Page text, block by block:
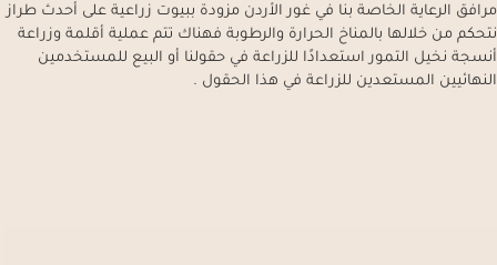
مرافق الرعاية الخاصة بنا في غور الأردن مزودة ببيوت زراعية على أحدث طراز
نتحكم من خلالها بالمناخ الحرارة والرطوبة فهناك تتم عملية أقلمة وزراعة
أنسجة نخيل التمور استعدادًا للزراعة في حقولنا أو البيع للمستخدمين
النهائيين المستعدين للزراعة في هذا الحقول .